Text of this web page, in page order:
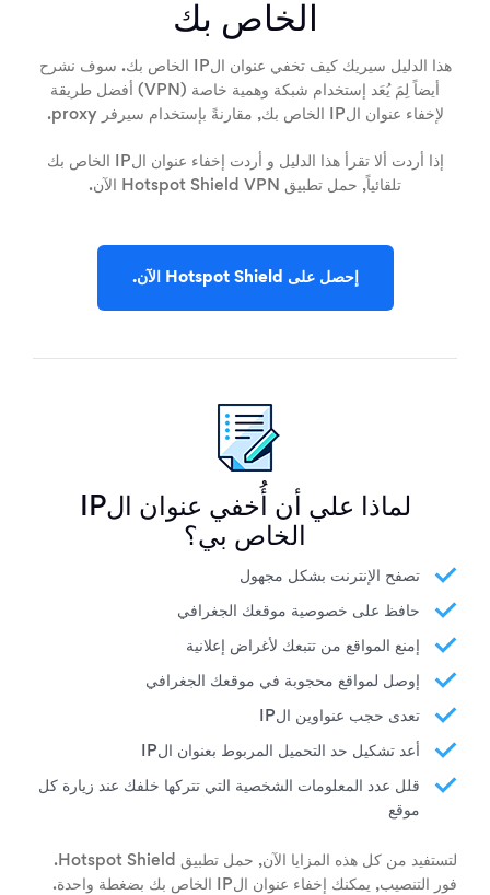
الخاص بك
هذا الدليل سيريك كيف تخفي عنوان الIP الخاص بك. سوف نشرح
أيضاً لِمَ يُعَد إستخدام شبكة وهمية خاصة (VPN) أفضل طريقة
لإخفاء عنوان الIP الخاص بك, مقارنةً بإستخدام سيرفر proxy.
إذا أردت ألا تقرأ هذا الدليل و أردت إخفاء عنوان الIP الخاص بك
تلقائياً, حمل تطبيق Hotspot Shield VPN الآن.
إحصل على Hotspot Shield الآن.
لماذا علي أن أُخفي عنوان الIP
الخاص بي؟
تصفح الإنترنت بشكل مجهول
حافظ على خصوصية موقعك الجغرافي
إمنع المواقع من تتبعك لأغراض إعلانية
إوصل لمواقع محجوبة في موقعك الجغرافي
تعدى حجب عنواوين الIP
أعد تشكيل حد التحميل المربوط بعنوان الIP
قلل عدد المعلومات الشخصية التي تتركها خلفك عند زيارة كل
موقع
لتستفيد من كل هذه المزايا الآن, حمل تطبيق Hotspot Shield.
فور التنصيب, يمكنك إخفاء عنوان الIP الخاص بك بضغطة واحدة.